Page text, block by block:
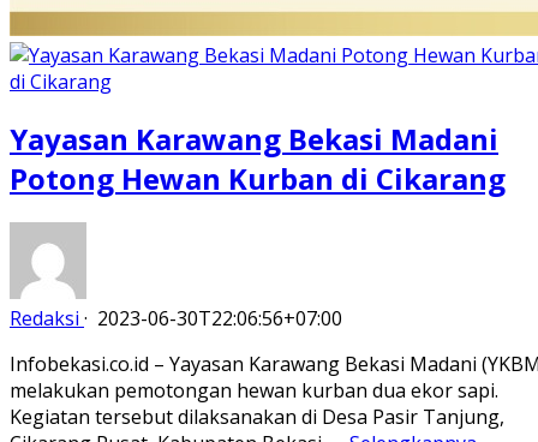
Yayasan Karawang Bekasi Madani
Potong Hewan Kurban di Cikarang
Redaksi · 2023-06-30T22:06:56+07:00
Infobekasi.co.id – Yayasan Karawang Bekasi Madani
melakukan pemotongan hewan kurban dua ekor sapi.
Kegiatan tersebut dilaksanakan di Desa Pasir Tanjung,